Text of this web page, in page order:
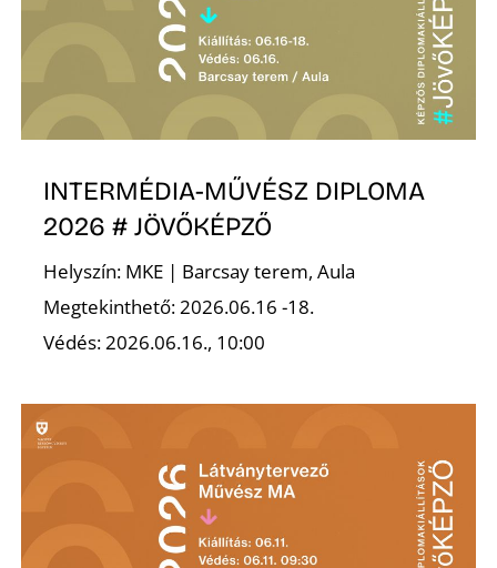
INTERMÉDIA-MŰVÉSZ DIPLOMA
2026 # JÖVŐKÉPZŐ
Helyszín: MKE | Barcsay terem, Aula
Megtekinthető: 2026.06.16 -18.
Védés: 2026.06.16., 10:00